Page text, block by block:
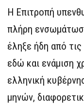
Η Επιτροπή
πλήρη
έληξε ήδη από
εδώ και ενάμιση
ελληνική
μηνών,